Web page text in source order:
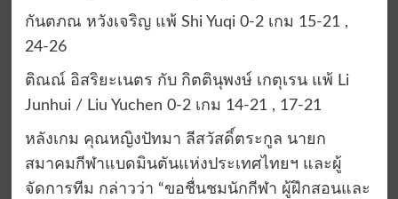
กันตภณ หวังเจริญ แพ้ Shi Yuqi 0-2 เกม 15-21 ,
24-26
ติณณ์ อิสริยะเนตร กับ กิตตินุพงษ์ เกตุเรน แพ้ Li
Junhui / Liu Yuchen 0-2 เกม 14-21 , 17-21
หลังเกม คุณหญิงปัทมา ลีสวัสดิ์ตระกูล นายก
สมาคมกีฬาแบดมินตันแห่งประเทศไทยฯ และผู้
จัดการทีม กล่าวว่า “ขอชื่นชมนักกีฬา ผู้ฝึกสอนและ